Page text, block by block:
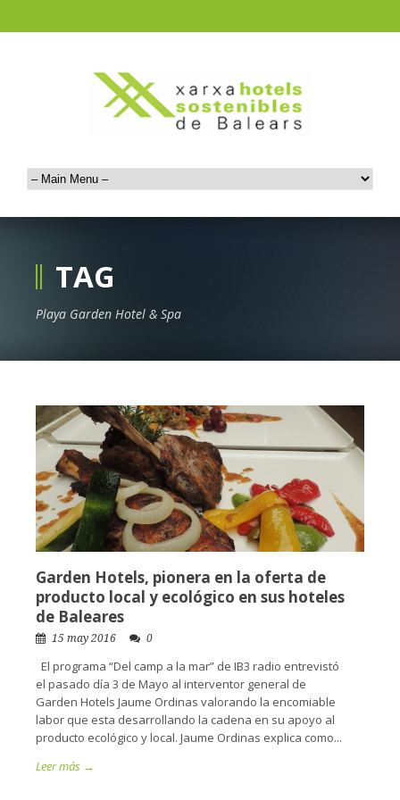
TAG
Playa Garden Hotel & Spa
Garden Hotels, pionera en la oferta de
producto local y ecológico en sus hoteles
de Baleares
15 may 2016 0
El programa “Del camp a la mar” de IB3 radio entrevistó
el pasado día 3 de Mayo al interventor general de
Garden Hotels Jaume Ordinas valorando la encomiable
labor que esta desarrollando la cadena en su apoyo al
producto ecológico y local. Jaume Ordinas explica como...
Leer más →